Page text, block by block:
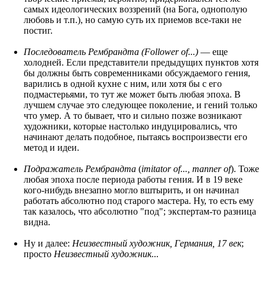
самых идеологических воззрений (на Бога, однополую
любовь и т.п.), но самую суть их приемов все-таки не
постиг.
Последователь Рембрандта (Follower of...) — еще
холодней. Если представители предыдущих пунктов хотя
бы должны быть современниками обсуждаемого гения,
варились в одной кухне с ним, или хотя бы с его
подмастерьями, то тут же может быть любая эпоха. В
лучшем случае это следующее поколение, и гений только
что умер. А то бывает, что и сильно позже возникают
художники, которые настолько индуцировались, что
начинают делать подобное, пытаясь воспроизвести его
метод и идеи.
Подражатель Рембрандта (imitator of..., manner of). Тоже
любая эпоха после периода работы гения. И в 19 веке
кого-нибудь внезапно могло вштырить, и он начинал
работать абсолютно под старого мастера. Ну, то есть ему
так казалось, что абсолютно "под"; экспертам-то разница
видна.
Ну и далее: Неизвестный художник, Германия, 17 век;
просто Неизвестный художник...